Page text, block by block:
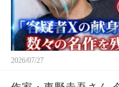
2026/07/27